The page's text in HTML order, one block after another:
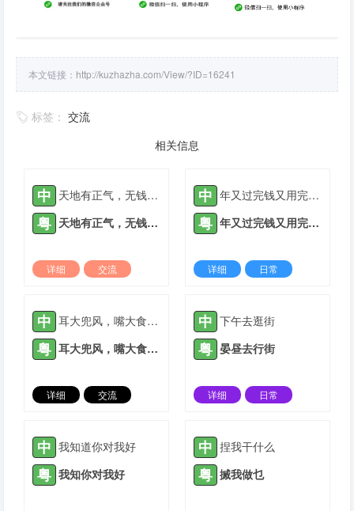
本文链接： http://kuzhazha.com/View/?ID=16241
标签： 交流
相关信息
中 天地有正气，无钱无天理
粤 天地有正气，无钱无天理
详细
交流
中 年又过完钱又用完十五元宵十五元
粤 年又过完钱又用完十五元宵十五元
详细
日常
中 耳大兜风，嘴大食穷人
粤 耳大兜风，嘴大食穷人
详细
交流
中 下午去逛街
粤 晏昼去行街
详细
日常
中 我知道你对我好
粤 我知你对我好
中 捏我干什么
粤 搣我做乜